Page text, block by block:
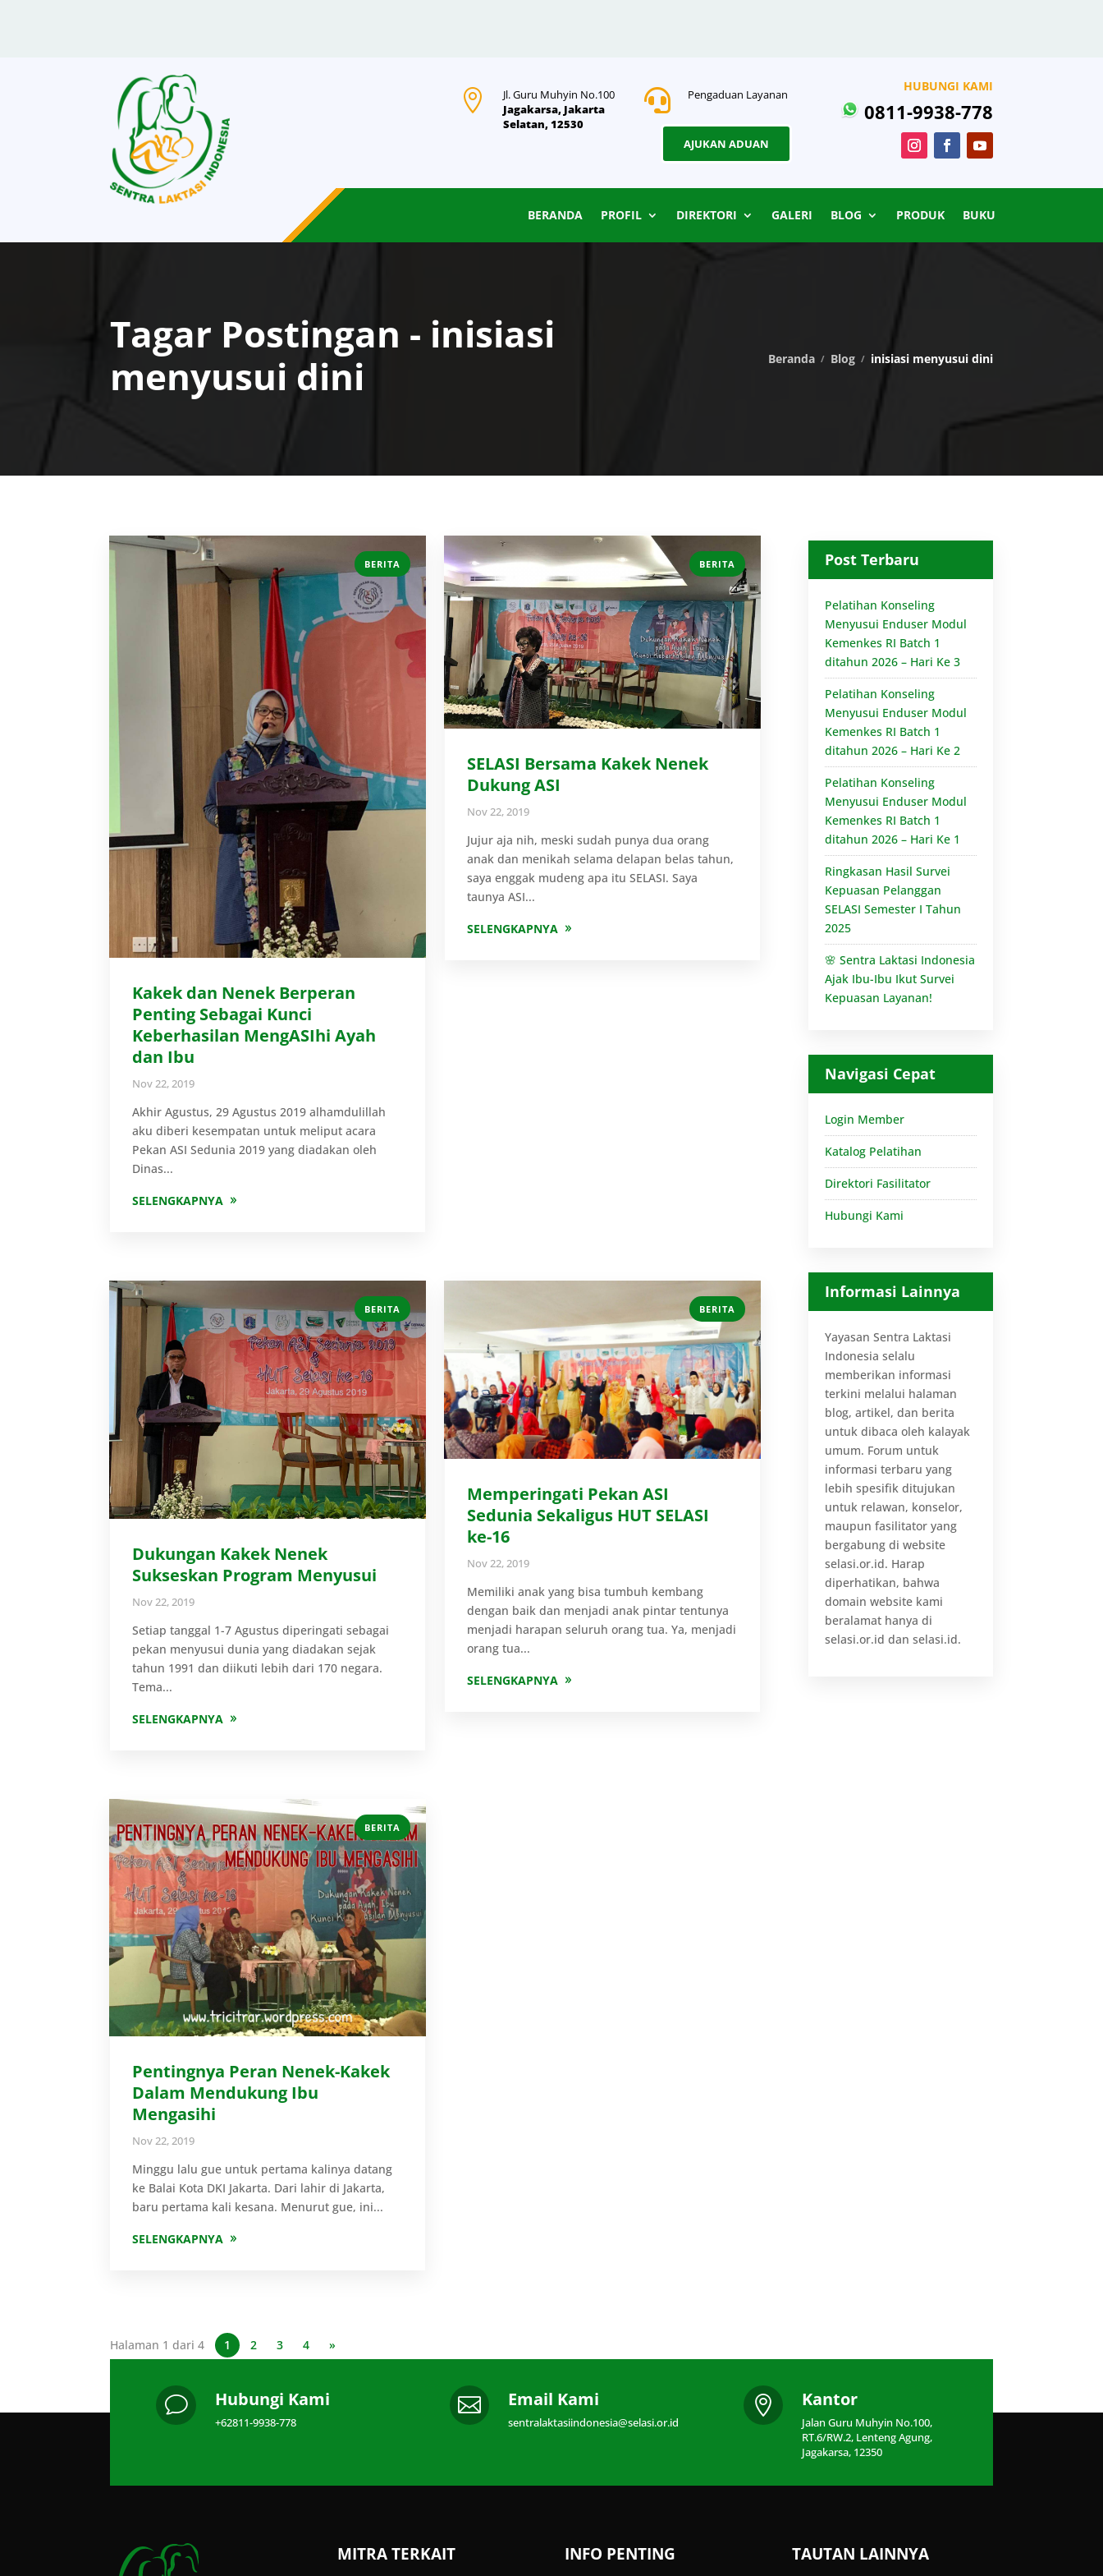

Jl. Guru Muhyin No.100
Jagakarsa, Jakarta
Selatan, 12530
 Pengaduan Layanan
AJUKAN ADUAN
HUBUNGI KAMI
0811-9938-778
BERANDA PROFIL DIREKTORI GALERI BLOG PRODUK BUKU
Tagar Postingan - inisiasi
menyusui dini
Beranda Blog inisiasi menyusui dini
BERITA
Kakek dan Nenek Berperan
Penting Sebagai Kunci
Keberhasilan MengASIhi Ayah
dan Ibu
Nov 22, 2019
Akhir Agustus, 29 Agustus 2019 alhamdulillah
aku diberi kesempatan untuk meliput acara
Pekan ASI Sedunia 2019 yang diadakan oleh
Dinas...
SELENGKAPNYA
BERITA
SELASI Bersama Kakek Nenek
Dukung ASI
Nov 22, 2019
Jujur aja nih, meski sudah punya dua orang
anak dan menikah selama delapan belas tahun,
saya enggak mudeng apa itu SELASI. Saya
taunya ASI...
SELENGKAPNYA
BERITA
Dukungan Kakek Nenek
Sukseskan Program Menyusui
Nov 22, 2019
Setiap tanggal 1-7 Agustus diperingati sebagai
pekan menyusui dunia yang diadakan sejak
tahun 1991 dan diikuti lebih dari 170 negara.
Tema...
SELENGKAPNYA
BERITA
Memperingati Pekan ASI
Sedunia Sekaligus HUT SELASI
ke-16
Nov 22, 2019
Memiliki anak yang bisa tumbuh kembang
dengan baik dan menjadi anak pintar tentunya
menjadi harapan seluruh orang tua. Ya, menjadi
orang tua...
SELENGKAPNYA
BERITA
Pentingnya Peran Nenek-Kakek
Dalam Mendukung Ibu
Mengasihi
Nov 22, 2019
Minggu lalu gue untuk pertama kalinya datang
ke Balai Kota DKI Jakarta. Dari lahir di Jakarta,
baru pertama kali kesana. Menurut gue, ini...
SELENGKAPNYA
Halaman 1 dari 4 1 2 3 4 »
Post Terbaru
Pelatihan Konseling
Menyusui Enduser Modul
Kemenkes RI Batch 1
ditahun 2026 – Hari Ke 3
Pelatihan Konseling
Menyusui Enduser Modul
Kemenkes RI Batch 1
ditahun 2026 – Hari Ke 2
Pelatihan Konseling
Menyusui Enduser Modul
Kemenkes RI Batch 1
ditahun 2026 – Hari Ke 1
Ringkasan Hasil Survei
Kepuasan Pelanggan
SELASI Semester I Tahun
2025
🌸 Sentra Laktasi Indonesia
Ajak Ibu-Ibu Ikut Survei
Kepuasan Layanan!
Navigasi Cepat
Login Member
Katalog Pelatihan
Direktori Fasilitator
Hubungi Kami
Informasi Lainnya
Yayasan Sentra Laktasi
Indonesia selalu
memberikan informasi
terkini melalui halaman
blog, artikel, dan berita
untuk dibaca oleh kalayak
umum. Forum untuk
informasi terbaru yang
lebih spesifik ditujukan
untuk relawan, konselor,
maupun fasilitator yang
bergabung di website
selasi.or.id. Harap
diperhatikan, bahwa
domain website kami
beralamat hanya di
selasi.or.id dan selasi.id.
v Hubungi Kami
+62811-9938-778
 Email Kami
sentralaktasiindonesia@selasi.or.id
 Kantor
Jalan Guru Muhyin No.100,
RT.6/RW.2, Lenteng Agung,
Jagakarsa, 12350
MITRA TERKAIT INFO PENTING TAUTAN LAINNYA